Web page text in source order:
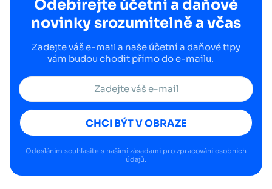
Odebírejte účetní a daňové
novinky srozumitelně a včas
Zadejte váš e-mail a naše účetní a daňové tipy
vám budou chodit přímo do e-mailu.
CHCI BÝT V OBRAZE
Odesláním souhlasíte s našimi zásadami pro zpracování osobních
údajů.